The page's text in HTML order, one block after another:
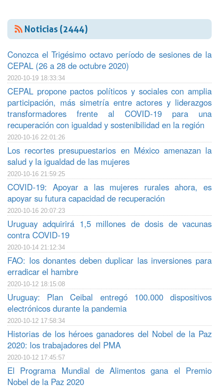
Noticias (2444)
Conozca el Trigésimo octavo período de sesiones de la
CEPAL (26 a 28 de octubre 2020)
2020-10-19 18:33:34
CEPAL propone pactos políticos y sociales con amplia
participación, más simetría entre actores y liderazgos
transformadores frente al COVID-19 para una
recuperación con igualdad y sostenibilidad en la región
2020-10-16 22:01:26
Los recortes presupuestarios en México amenazan la
salud y la igualdad de las mujeres
2020-10-16 21:59:25
COVID-19: Apoyar a las mujeres rurales ahora, es
apoyar su futura capacidad de recuperación
2020-10-16 20:07:23
Uruguay adquirirá 1,5 millones de dosis de vacunas
contra COVID-19
2020-10-14 21:12:34
FAO: los donantes deben duplicar las inversiones para
erradicar el hambre
2020-10-12 18:15:08
Uruguay: Plan Ceibal entregó 100.000 dispositivos
electrónicos durante la pandemia
2020-10-12 17:58:34
Historias de los héroes ganadores del Nobel de la Paz
2020: los trabajadores del PMA
2020-10-12 17:45:57
El Programa Mundial de Alimentos gana el Premio
Nobel de la Paz 2020